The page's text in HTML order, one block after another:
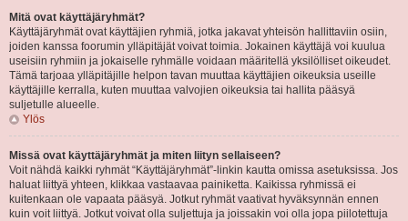
Mitä ovat käyttäjäryhmät?
Käyttäjäryhmät ovat käyttäjien ryhmiä, jotka jakavat yhteisön hallittaviin osiin,
joiden kanssa foorumin ylläpitäjät voivat toimia. Jokainen käyttäjä voi kuulua
useisiin ryhmiin ja jokaiselle ryhmälle voidaan määritellä yksilölliset oikeudet.
Tämä tarjoaa ylläpitäjille helpon tavan muuttaa käyttäjien oikeuksia useille
käyttäjille kerralla, kuten muuttaa valvojien oikeuksia tai hallita pääsyä
suljetulle alueelle.
Ylös
Missä ovat käyttäjäryhmät ja miten liityn sellaiseen?
Voit nähdä kaikki ryhmät “Käyttäjäryhmät”-linkin kautta omissa asetuksissa. Jos
haluat liittyä yhteen, klikkaa vastaavaa painiketta. Kaikissa ryhmissä ei
kuitenkaan ole vapaata pääsyä. Jotkut ryhmät vaativat hyväksynnän ennen
kuin voit liittyä. Jotkut voivat olla suljettuja ja joissakin voi olla jopa piilotettuja